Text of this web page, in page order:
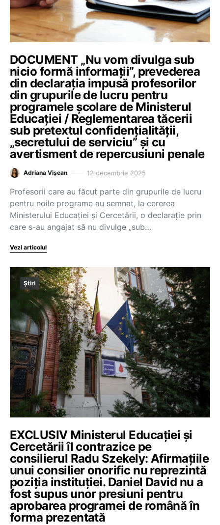
DOCUMENT „Nu vom divulga sub
nicio formă informații”, prevederea
din declarația impusă profesorilor
din grupurile de lucru pentru
programele școlare de Ministerul
Educației / Reglementarea tăcerii
sub pretextul confidențialității,
„secretului de serviciu” și cu
avertisment de repercusiuni penale
Adriana Vișean 12 decembrie 2025
Profesorii care au făcut parte din grupurile de lucru
pentru noile programe au semnat, la cererea
Ministerului Educației și Cercetării, o declarație prin
care s-au angajat să nu divulge „sub…
Vezi articolul
Știri
EXCLUSIV Ministerul Educației și
Cercetării îl contrazice pe
consilierul Radu Szekely: Afirmațiile
unui consilier onorific nu reprezintă
poziția instituției. Daniel David nu a
fost supus unor presiuni pentru
aprobarea programei de română în
forma prezentată